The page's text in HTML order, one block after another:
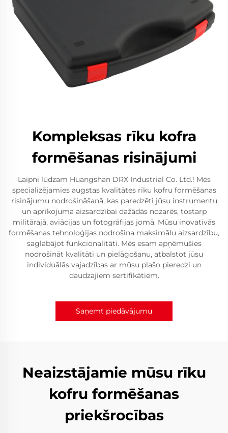
Kompleksas rīku kofra
formēšanas risinājumi
Laipni lūdzam Huangshan DRX Industrial Co. Ltd.! Mēs
specializējamies augstas kvalitātes rīku kofru formēšanas
risinājumu nodrošināšanā, kas paredzēti jūsu instrumentu
un aprīkojuma aizsardzībai dažādās nozarēs, tostarp
militārajā, aviācijas un fotogrāfijas jomā. Mūsu inovatīvās
formēšanas tehnoloģijas nodrošina maksimālu aizsardzību,
saglabājot funkcionalitāti. Mēs esam apņēmušies
nodrošināt kvalitāti un pielāgošanu, atbalstot jūsu
individuālās vajadzības ar mūsu plašo pieredzi un
daudzajiem sertifikātiem.
Saņemt piedāvājumu
Neaizstājamie mūsu rīku
kofru formēšanas
priekšrocības